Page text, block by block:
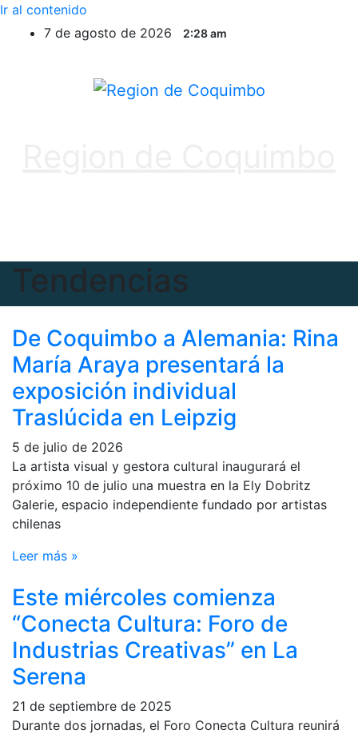
Ir al contenido
7 de agosto de 2026
2:28 am
Tendencias
De Coquimbo a Alemania: Rina
María Araya presentará la
exposición individual
Traslúcida en Leipzig
5 de julio de 2026
La artista visual y gestora cultural inaugurará el
próximo 10 de julio una muestra en la Ely Dobritz
Galerie, espacio independiente fundado por artistas
chilenas
Leer más »
Este miércoles comienza
“Conecta Cultura: Foro de
Industrias Creativas” en La
Serena
21 de septiembre de 2025
Durante dos jornadas, el Foro Conecta Cultura reunirá